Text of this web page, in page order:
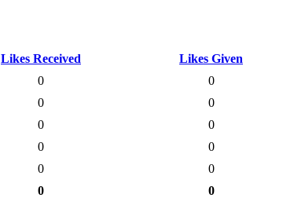
Likes Received
Likes Given
0
0
0
0
0
0
0
0
0
0
0 0